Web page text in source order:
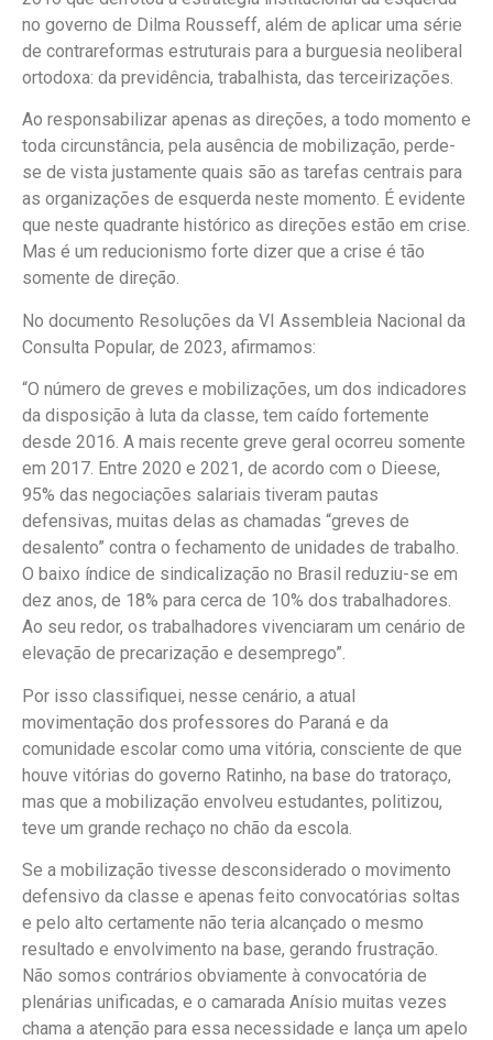
no governo de Dilma Rousseff, além de aplicar uma série
de contrareformas estruturais para a burguesia neoliberal
ortodoxa: da previdência, trabalhista, das terceirizações.
Ao responsabilizar apenas as direções, a todo momento e
toda circunstância, pela ausência de mobilização, perde-
se de vista justamente quais são as tarefas centrais para
as organizações de esquerda neste momento. É evidente
que neste quadrante histórico as direções estão em crise.
Mas é um reducionismo forte dizer que a crise é tão
somente de direção.
No documento Resoluções da VI Assembleia Nacional da
Consulta Popular, de 2023, afirmamos:
“O número de greves e mobilizações, um dos indicadores
da disposição à luta da classe, tem caído fortemente
desde 2016. A mais recente greve geral ocorreu somente
em 2017. Entre 2020 e 2021, de acordo com o Dieese,
95% das negociações salariais tiveram pautas
defensivas, muitas delas as chamadas “greves de
desalento” contra o fechamento de unidades de trabalho.
O baixo índice de sindicalização no Brasil reduziu-se em
dez anos, de 18% para cerca de 10% dos trabalhadores.
Ao seu redor, os trabalhadores vivenciaram um cenário de
elevação de precarização e desemprego”.
Por isso classifiquei, nesse cenário, a atual
movimentação dos professores do Paraná e da
comunidade escolar como uma vitória, consciente de que
houve vitórias do governo Ratinho, na base do tratoraço,
mas que a mobilização envolveu estudantes, politizou,
teve um grande rechaço no chão da escola.
Se a mobilização tivesse desconsiderado o movimento
defensivo da classe e apenas feito convocatórias soltas
e pelo alto certamente não teria alcançado o mesmo
resultado e envolvimento na base, gerando frustração.
Não somos contrários obviamente à convocatória de
plenárias unificadas, e o camarada Anísio muitas vezes
chama a atenção para essa necessidade e lança um apelo